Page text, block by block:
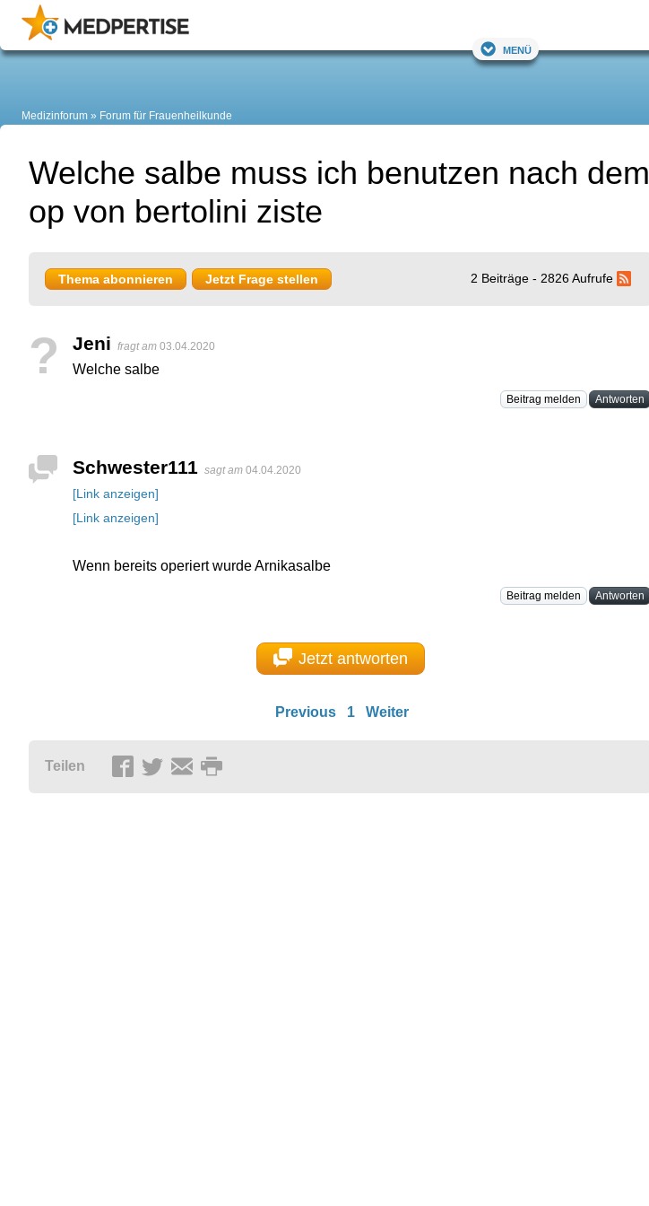
Menü
Medizinforum Forum für Frauenheilkunde
Welche salbe muss ich benutzen nach dem
op von bertolini ziste
Thema abonnieren Jetzt Frage stellen 2 Beiträge - 2826 Aufrufe
? Jeni fragt am 03.04.2020
Welche salbe
Beitrag melden Antworten
Schwester111 sagt am 04.04.2020
[Link anzeigen]
[Link anzeigen]
Wenn bereits operiert wurde Arnikasalbe
Beitrag melden Antworten
Jetzt antworten
Previous 1 Weiter
Teilen